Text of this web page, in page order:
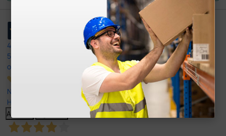
4,4
597
opiniones
Nuestras reseñas de 4 y 5 estrellas.
Haga clic aquí para leerlos todos >
Anterior